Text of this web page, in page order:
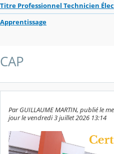
Titre Professionnel Technicien
Apprentissage
CAP
Par GUILLAUME MARTIN, publié le
jour le vendredi 3 juillet 2026 13:14